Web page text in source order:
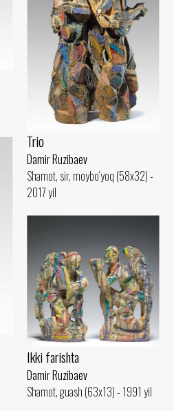
Trio
Damir Ruzibaev
Shamot, sir, moybo‘yoq (58x32) -
2017 yil
Ikki farishta
Damir Ruzibaev
Shamot, guash (63x13) - 1991 yil